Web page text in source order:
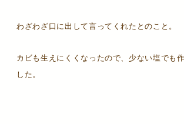
わざわざ口に出して言ってくれたとのこと。
カビも生えにくくなったので、少ない塩でも
した。